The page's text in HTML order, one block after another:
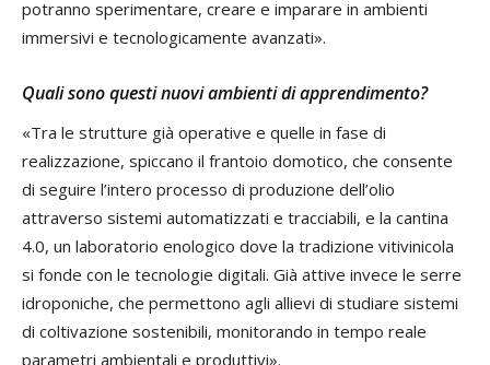
potranno sperimentare, creare e imparare in ambienti
immersivi e tecnologicamente avanzati».
Quali sono questi nuovi ambienti di apprendimento?
«Tra le strutture già operative e quelle in fase di
realizzazione, spiccano il frantoio domotico, che consente
di seguire l’intero processo di produzione dell’olio
attraverso sistemi automatizzati e tracciabili, e la cantina
4.0, un laboratorio enologico dove la tradizione vitivinicola
si fonde con le tecnologie digitali. Già attive invece le serre
idroponiche, che permettono agli allievi di studiare sistemi
di coltivazione sostenibili, monitorando in tempo reale
parametri ambientali e produttivi».